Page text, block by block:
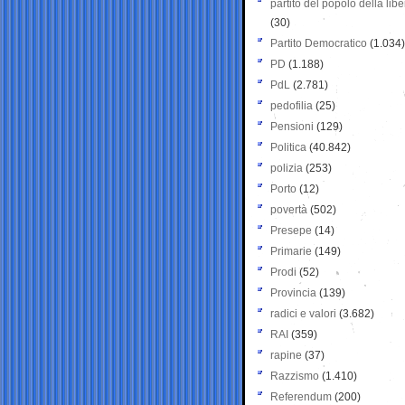
partito del popolo della
(30)
Partito Democratico (1.034)
PD (1.188)
PdL (2.781)
pedofilia (25)
Pensioni (129)
Politica (40.842)
polizia (253)
Porto (12)
povertà (502)
Presepe (14)
Primarie (149)
Prodi (52)
Provincia (139)
radici e valori (3.682)
RAI (359)
rapine (37)
Razzismo (1.410)
Referendum (200)